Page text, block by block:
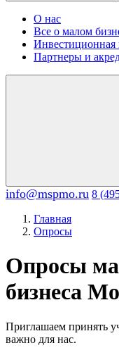
О нас
Все о малом
Инвестиционная
Партнеры и
info@mspmo.ru 8
Главная
Опросы
Опросы
бизнеса
Приглашаем принять
важно для нас.